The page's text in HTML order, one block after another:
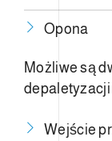
Opona
Możliwe są
Wejście